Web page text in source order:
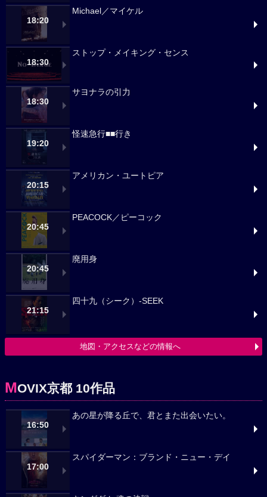
18:20
Michael／マイケル
18:30
ストップ・メイキング・センス
18:30
サヨナラの引力
19:20
怪速急行■■行き
20:15
アメリカン・ユートピア
20:45
PEACOCK／ピーコック
20:45
廃用身
21:15
四十九（シーク）-SEEK
地図・アクセスなどの情報へ
MOVIX京都 10作品
16:50
あの星が降る丘で、君とまた出会いたい。
17:00
スパイダーマン：ブランド・ニュー・デイ